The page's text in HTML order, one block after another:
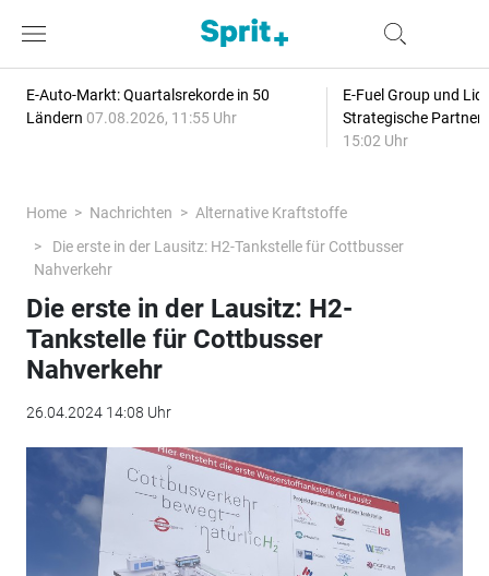
E-Auto-Markt: Quartalsrekorde in 50
Ländern 07.08.2026, 11:55 Uhr
E-Fuel Group und
Strategische
15:02 Uhr
Home Nachrichten
Alternative Kraftstoffe
Die erste in der Lausitz: H2-Tankstelle für Cottbusser
Nahverkehr
Die erste in der Lausitz: H2-
Tankstelle für Cottbusser
Nahverkehr
26.04.2024 14:08 Uhr